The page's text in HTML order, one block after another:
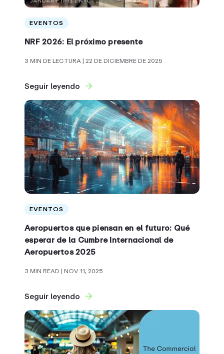
EVENTOS
NRF 2026: El próximo presente
3 MIN DE LECTURA| 22 DE DICIEMBRE DE 2025
Seguir leyendo
EVENTOS
Aeropuertos que piensan en el futuro: Qué
esperar de la Cumbre Internacional de
Aeropuertos 2025
3 MIN READ | NOV 11, 2025
Seguir leyendo